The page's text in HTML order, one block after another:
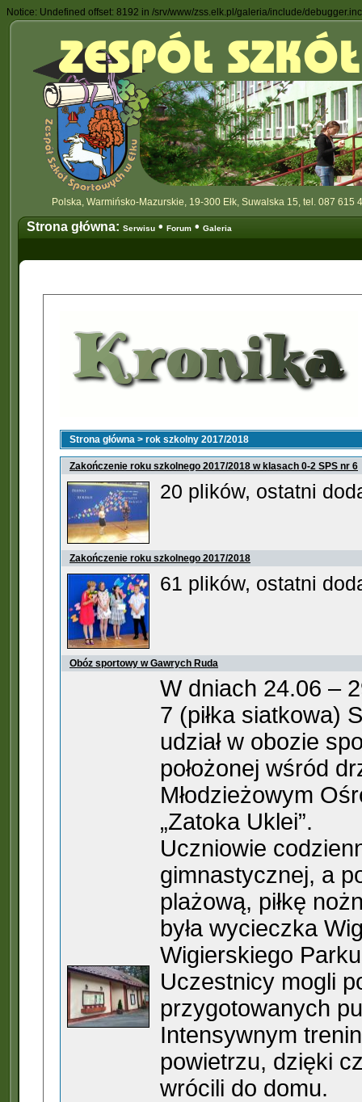
Notice: Undefined offset: 8192 in /srv/www/zss.elk.pl/galeria/include/
Polska, Warmińsko-Mazurskie, 19-300 Ełk, Suwalska 15, tel. 087 615
Strona główna: Serwisu • Forum • Galeria
Strona główna > rok szkolny 2017/2018
Zakończenie roku szkolnego 2017/2018 w klasach 0-2 SPS nr 6
20 plików, ostatni
Zakończenie roku szkolnego 2017/2018
61 plików, ostatni
Obóz sportowy w Gawrych Ruda
W dniach 24.06 –
7 (piłka siatkowa)
udział w obozie
położonej wśród
Młodzieżowym
„Zatoka Uklei”.
Uczniowie
gimnastycznej, a
plażową, piłkę
była wycieczka
Wigierskiego
Uczestnicy mogli
przygotowanych
Intensywnym
powietrzu, dzięki
wrócili do domu.